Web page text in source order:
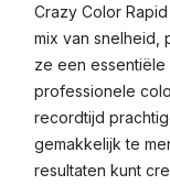
Crazy Color
mix van snelheid,
ze een
professionele
recordtijd
gemakkelijk te
resultaten kunt